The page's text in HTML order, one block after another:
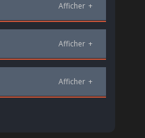
Afficher +
Afficher +
Afficher +